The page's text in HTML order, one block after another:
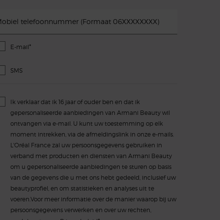
telefoonnummer (Formaat 06XXXXXXXX)
E-mail*
SMS
Ik verklaar dat ik 16 jaar of ouder ben en dat ik
gepersonaliseerde aanbiedingen van Armani Beauty wil
ontvangen via e-mail. U kunt uw toestemming op elk
moment intrekken, via de afmeldingslink in onze e-mails.
L'Oréal France zal uw persoonsgegevens gebruiken in
verband met producten en diensten van Armani Beauty
om u gepersonaliseerde aanbiedingen te sturen op basis
van de gegevens die u met ons hebt gedeeld, inclusief uw
beautyprofiel, en om statistieken en analyses uit te
voeren.Voor meer informatie over de manier waarop bij uw
persoonsgegevens verwerken en over uw rechten,